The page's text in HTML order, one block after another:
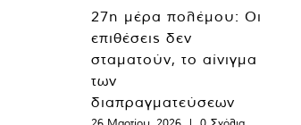
27η μέρα πολέμου: Οι
επιθέσεις δεν
σταματούν, το αίνιγμα
των
διαπραγματεύσεων